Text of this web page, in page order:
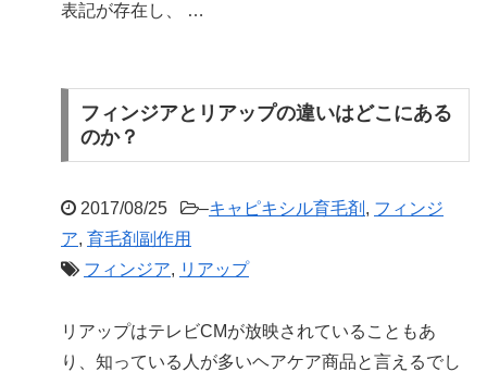
表記が存在し、 …
フィンジアとリアップの違いはどこにある
のか？
2017/08/25 –キャピキシル育毛剤 , フィンジ
ア, 育毛剤副作用
フィンジア, リアップ
リアップはテレビCMが放映されていることもあ
り、知っている人が多いヘアケア商品と言えるでし